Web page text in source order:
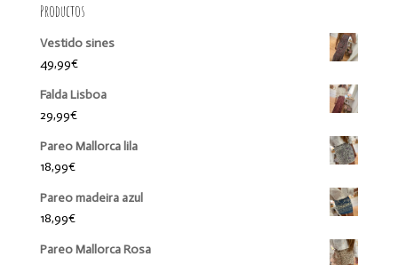
Productos
Vestido sines
49,99€
Falda Lisboa
29,99€
Pareo Mallorca lila
18,99€
Pareo madeira azul
18,99€
Pareo Mallorca Rosa